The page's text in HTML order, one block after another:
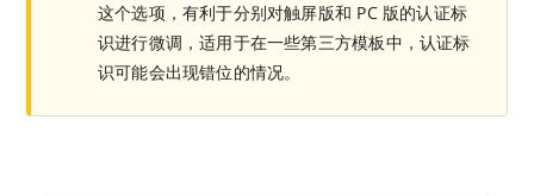
这个选项，有利于分别对触屏版和 PC 版的认证标
识进行微调，适用于在一些第三方模板中，认证标
识可能会出现错位的情况。